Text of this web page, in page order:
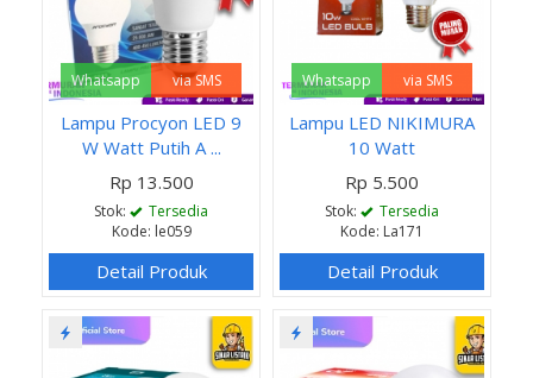
Whatsapp via SMS
Lampu Procyon LED 9
W Watt Putih A ...
Rp 13.500
Stok:
Tersedia
Kode: le059
Detail Produk
Whatsapp via SMS
Lampu LED NIKIMURA
10 Watt
Rp 5.500
Stok:
Tersedia
Kode: La171
Detail Produk